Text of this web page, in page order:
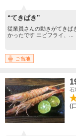
“てきぱき”
従業員さんの動きがてきぱ
かったです エビフライ、...
ご当地
石
(